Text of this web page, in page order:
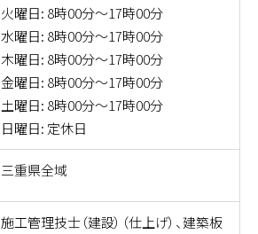
火曜日: 8時00分～17時00分
水曜日: 8時00分～17時00分
木曜日: 8時00分～17時00分
金曜日: 8時00分～17時00分
土曜日: 8時00分～17時00分
日曜日: 定休日
三重県全域
施工管理技士（建設）（仕上げ）、建築板